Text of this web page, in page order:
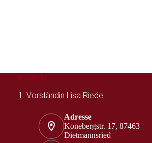
Kontakt
1. Vorständin Lisa Riede
Adresse
Konebergstr. 17, 87463
Dietmannsried